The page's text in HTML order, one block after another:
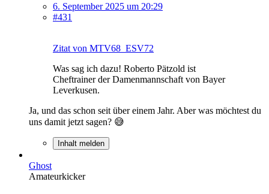
6. September 2025 um 20:29
#431
Zitat von MTV68_ESV72
Was sag ich dazu! Roberto Pätzold ist
Cheftrainer der Damenmannschaft von Bayer
Leverkusen.
Ja, und das schon seit über einem Jahr. Aber was möchtest du
uns damit jetzt sagen? 😅
Inhalt melden
Ghost
Amateurkicker